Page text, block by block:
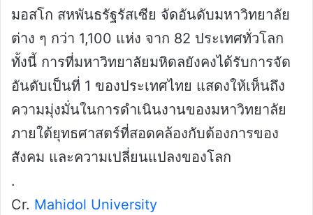
มอสโก สหพันธรัฐรัสเซีย จัดอันดับมหาวิทยาลัย
ต่าง ๆ กว่า 1,100 แห่ง จาก 82 ประเทศทั่วโลก
ทั้งนี้ การที่มหาวิทยาลัยมหิดลยังคงได้รับการจัด
อันดับเป็นที่ 1 ของประเทศไทย แสดงให้เห็นถึง
ความมุ่งมั่นในการดำเนินงานของมหาวิทยาลัย
ภายใต้ยุทธศาสตร์ที่สอดคล้องกับต้องการของ
สังคม และความเปลี่ยนแปลงของโลก
.
Cr. Mahidol University